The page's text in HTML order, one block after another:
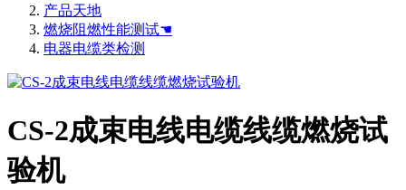
产品天地
燃烧阻燃性能测试☚
电器电缆类检测
CS-2成束电线电缆线缆燃烧试
验机